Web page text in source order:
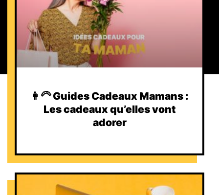
👩‍🦳 Guides Cadeaux Mamans :
Les cadeaux qu’elles vont
adorer